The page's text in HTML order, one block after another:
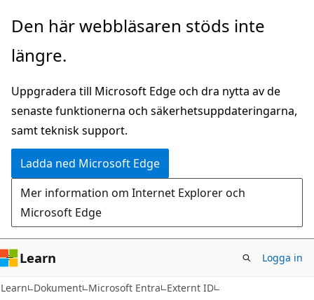
Hoppa
huvudinnehåll
Den här webbläsaren stöds inte
längre.
Uppgradera till Microsoft Edge och dra nytta av de
senaste funktionerna och säkerhetsuppdateringarna,
samt teknisk support.
Ladda ned Microsoft Edge
Mer information om Internet Explorer och
Microsoft Edge
Learn Logga in
Learn Dokument Microsoft Entra Externt ID